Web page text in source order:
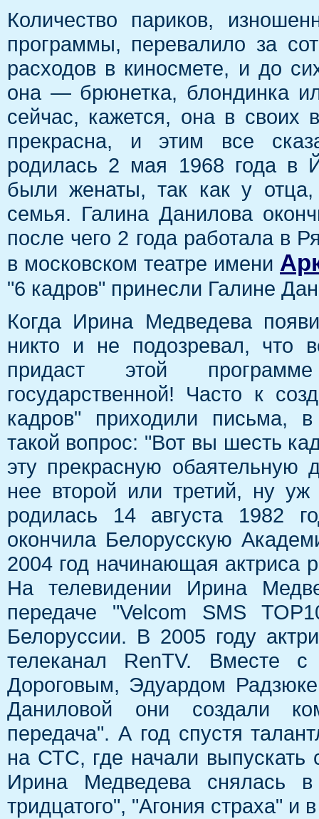
Количество париков,
программы, перевалило за
расходов в киносмете, и до
она — брюнетка, блондинка
сейчас, кажется, она в своих
прекрасна, и этим все
родилась 2 мая 1968 года в
были женаты, так как у
семья. Галина Данилова
после чего 2 года работала в
в московском театре имени
"6 кадров" принесли Галине
Когда Ирина Медведева
никто и не подозревал, что
придаст этой
государственной! Часто к
кадров" приходили письма,
такой вопрос: "Вот вы шесть
эту прекрасную обаятельную
нее второй или третий, ну
родилась 14 августа 1982
окончила Белорусскую
2004 год начинающая актриса
На телевидении Ирина
передаче "Velcom SMS
Белоруссии. В 2005 году
телеканал RenTV. Вместе
Дороговым, Эдуардом
Даниловой они создали
передача". А год спустя
на СТС, где начали
Ирина Медведева снялась
тридцатого", "Агония страха" и